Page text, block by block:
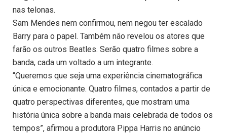
nas telonas.
Sam Mendes nem confirmou, nem negou ter escalado
Barry para o papel. Também não revelou os atores que
farão os outros Beatles. Serão quatro filmes sobre a
banda, cada um voltado a um integrante.
“Queremos que seja uma experiência cinematográfica
única e emocionante. Quatro filmes, contados a partir de
quatro perspectivas diferentes, que mostram uma
história única sobre a banda mais celebrada de todos os
tempos”, afirmou a produtora Pippa Harris no anúncio